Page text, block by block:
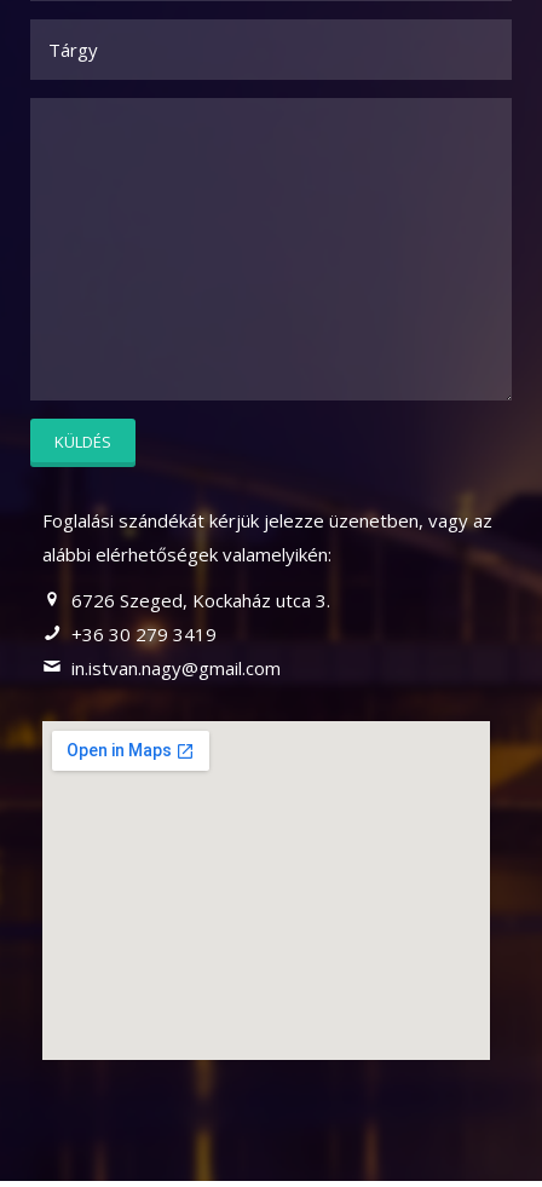
Foglalási szándékát kérjük jelezze üzenetben, vagy az
alábbi elérhetőségek valamelyikén:
6726 Szeged, Kockaház utca 3.
+36 30 279 3419
in.istvan.nagy@gmail.com